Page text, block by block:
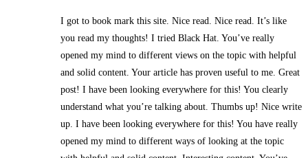
I got to book mark this site. Nice read. Nice read. It’s like
you read my thoughts! I tried Black Hat. You’ve really
opened my mind to different views on the topic with helpful
and solid content. Your article has proven useful to me. Great
post! I have been looking everywhere for this! You clearly
understand what you’re talking about. Thumbs up! Nice write
up. I have been looking everywhere for this! You have really
opened my mind to different ways of looking at the topic